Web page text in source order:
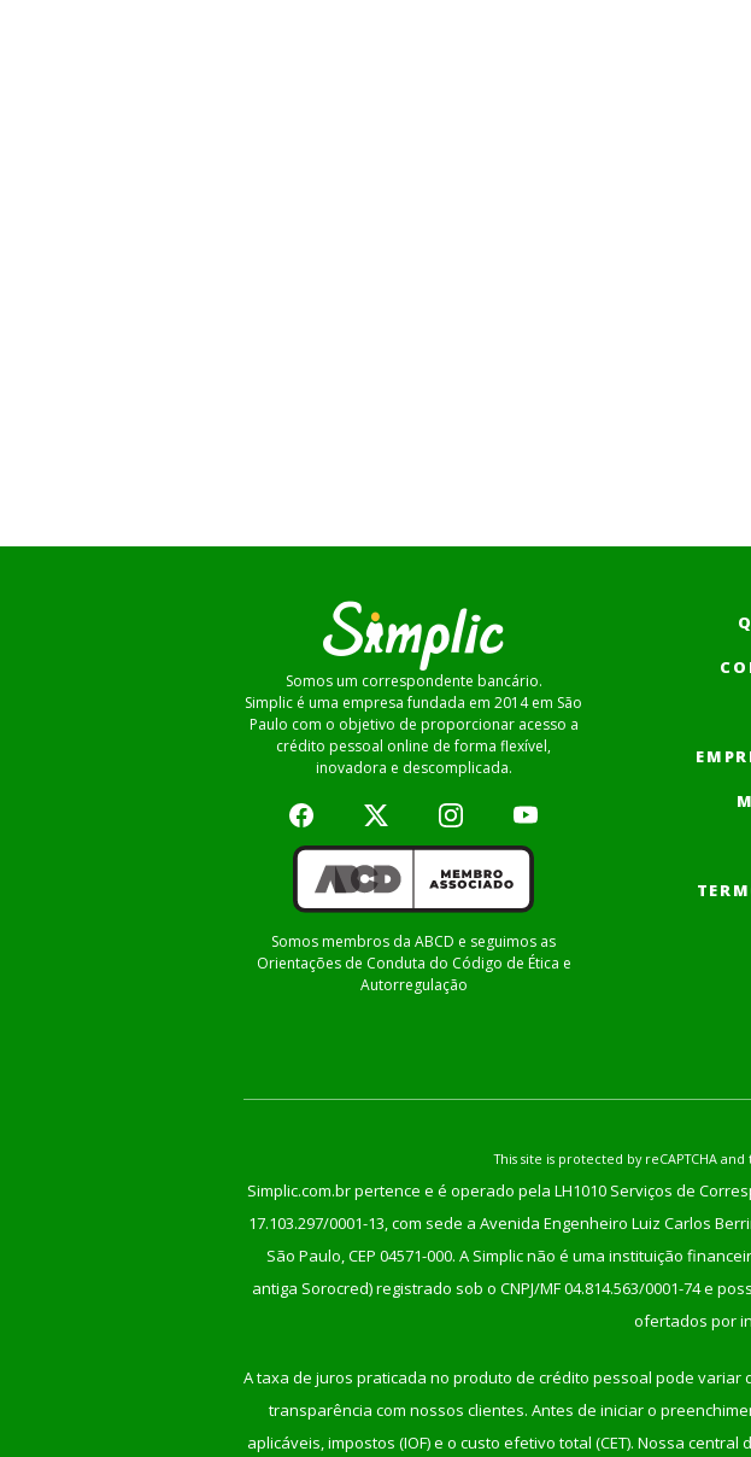
Somos um correspondente bancário.
Simplic é uma empresa fundada em 2014 em São
Paulo com o objetivo de proporcionar acesso a
crédito pessoal online de forma flexível,
inovadora e descomplicada.
Somos membros da ABCD e seguimos as
Orientações de Conduta do Código de Ética e
Autorregulação
This site is protected by reCAPTCHA
Simplic.com.br pertence e é operado pela LH1010 Serviços de
17.103.297/0001-13, com sede a Avenida Engenheiro Luiz Carlos
São Paulo, CEP 04571-000. A Simplic não é uma instituição
antiga Sorocred) registrado sob o CNPJ/MF 04.814.563/0001-74 e
ofertados por
A taxa de juros praticada no produto de crédito pessoal pode variar
transparência com nossos clientes. Antes de iniciar o
aplicáveis, impostos (IOF) e o custo efetivo total (CET). Nossa